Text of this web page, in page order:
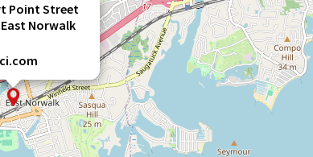
Point Street
East Norwalk